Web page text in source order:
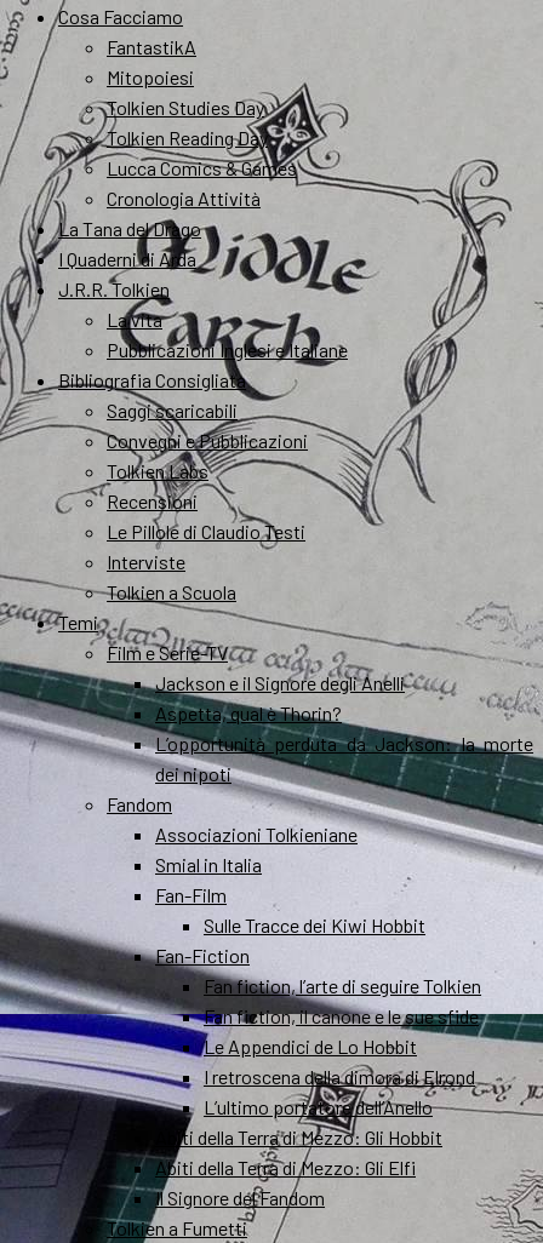
Cosa Facciamo
FantastikA
Mitopoiesi
Tolkien Studies Day
Tolkien Reading Day
Lucca Comics & Games
Cronologia Attività
La Tana del Drago
I Quaderni di Arda
J.R.R. Tolkien
La vita
Pubblicazioni Inglesi e Italiane
Bibliografia Consigliata
Saggi scaricabili
Convegni e Pubblicazioni
Tolkien Labs
Recensioni
Le Pillole di Claudio Testi
Interviste
Tolkien a Scuola
Temi
Film e Serie-TV
Jackson e il Signore degli Anelli
Aspetta, qual è Thorin?
L’opportunità perduta da Jackson: la morte
dei nipoti
Fandom
Associazioni Tolkieniane
Smial in Italia
Fan-Film
Sulle Tracce dei Kiwi Hobbit
Fan-Fiction
Fan fiction, l’arte di seguire Tolkien
Fan fiction, il canone e le sue sfide
Le Appendici de Lo Hobbit
I retroscena della dimora di Elrond
L’ultimo portatore dell’Anello
Abiti della Terra di Mezzo: Gli Hobbit
Abiti della Terra di Mezzo: Gli Elfi
Il Signore del Fandom
Tolkien a Fumetti